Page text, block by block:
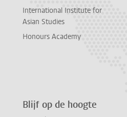
International Institute for
Asian Studies
Honours Academy
Blijf op de hoogte